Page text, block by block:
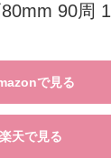
90周
で見る
楽天で見る